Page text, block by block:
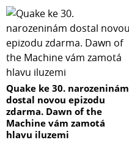
Quake ke 30. narozeninám
dostal novou epizodu
zdarma. Dawn of the
Machine vám zamotá
hlavu iluzemi